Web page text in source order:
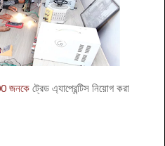
জনকে ট্রেড এ্যাপ্রেন্টিস নিয়োগ করা